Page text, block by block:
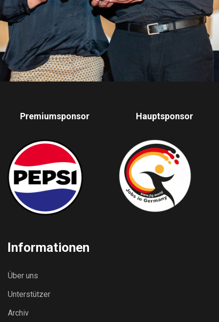
Premiumsponsor Hauptsponsor
Informationen
Über uns
Unterstützer
Archiv